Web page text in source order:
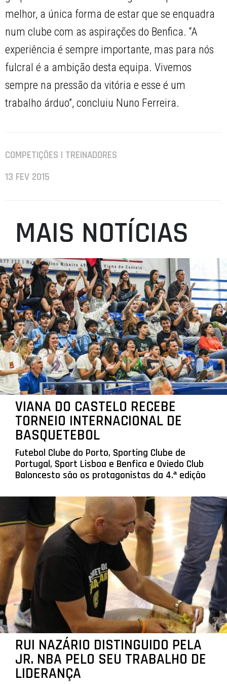
melhor, a única forma de estar que se enquadra
num clube com as aspirações do Benfica. “A
experiência é sempre importante, mas para nós
fulcral é a ambição desta equipa. Vivemos
sempre na pressão da vitória e esse é um
trabalho árduo”, concluiu Nuno Ferreira.
COMPETIÇÕES | TREINADORES
13 FEV 2015
MAIS NOTÍCIAS
VIANA DO CASTELO RECEBE
TORNEIO INTERNACIONAL DE
BASQUETEBOL
Futebol Clube do Porto, Sporting Clube de
Portugal, Sport Lisboa e Benfica e Oviedo Club
Baloncesto são os protagonistas da 4.ª edição
RUI NAZÁRIO DISTINGUIDO PELA
JR. NBA PELO SEU TRABALHO DE
LIDERANÇA